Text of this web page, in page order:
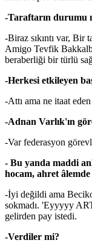
-Taraftarın durumu
-Biraz sıkıntı var, Bir
Amigo Tevfik
beraberliği bir türlü
-Herkesi etkileyen
-Attı ama ne itaat
-Adnan Varlık'ın
-Var federasyon
- Bu yanda maddi
hocam, ahret
-İyi değildi ama
sokmadı. 'Eyyyyy
gelirden pay istedi.
-Verdiler mi?